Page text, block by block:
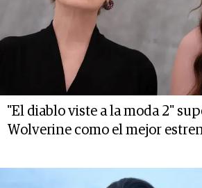
"El diablo viste a la moda 2"
Wolverine como el mejor